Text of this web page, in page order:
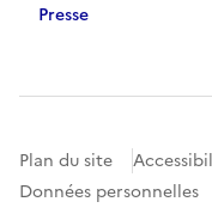
Presse
Plan du site
Données personnelles